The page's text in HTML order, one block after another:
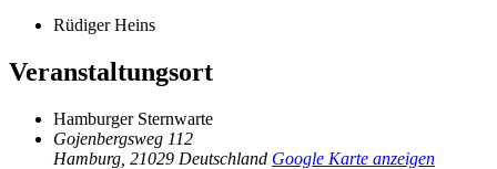
Rüdiger Heins
Veranstaltungsort
Hamburger Sternwarte
Gojenbergsweg 112
Hamburg 21029 Deutschland Google Karte anzeigen